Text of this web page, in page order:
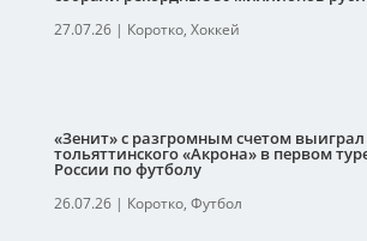
27.07.26| Коротко, Хоккей
«Зенит» с разгромным счетом выиграл
тольяттинского «Акрона» в первом
России по футболу
26.07.26| Коротко, Футбол